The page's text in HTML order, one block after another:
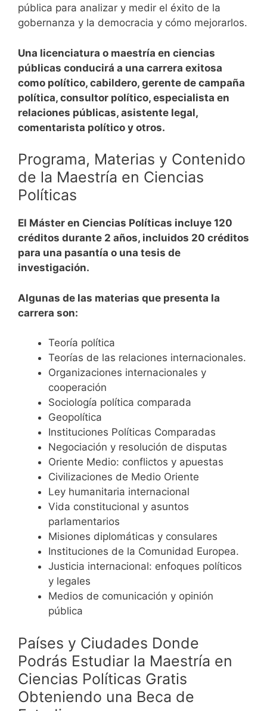
pública para analizar y medir el éxito de la
gobernanza y la democracia y cómo mejorarlos.
Una licenciatura o maestría en ciencias
públicas conducirá a una carrera exitosa
como político, cabildero, gerente de campaña
política, consultor político, especialista en
relaciones públicas, asistente legal,
comentarista político y otros.
Programa, Materias y Contenido
de la Maestría en Ciencias
Políticas
El Máster en Ciencias Políticas incluye 120
créditos durante 2 años, incluidos 20 créditos
para una pasantía o una tesis de
investigación.
Algunas de las materias que presenta la
carrera son:
Teoría política
Teorías de las relaciones internacionales.
Organizaciones internacionales y
cooperación
Sociología política comparada
Geopolítica
Instituciones Políticas Comparadas
Negociación y resolución de disputas
Oriente Medio: conflictos y apuestas
Civilizaciones de Medio Oriente
Ley humanitaria internacional
Vida constitucional y asuntos
parlamentarios
Misiones diplomáticas y consulares
Instituciones de la Comunidad Europea.
Justicia internacional: enfoques políticos
y legales
Medios de comunicación y opinión
pública
Países y Ciudades Donde
Podrás Estudiar la Maestría en
Ciencias Políticas Gratis
Obteniendo una Beca de